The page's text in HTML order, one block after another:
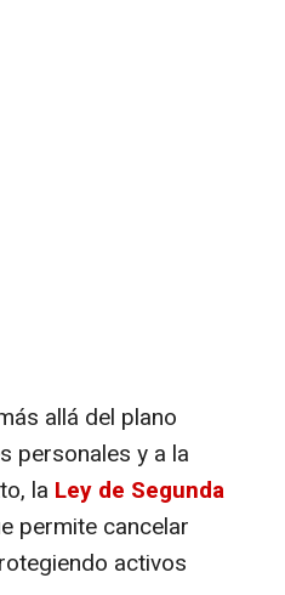
allá del plano
personales y a la
la Ley de Segunda
permite cancelar
activos